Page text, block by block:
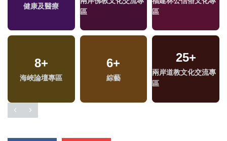
健康及醫療
區
區
8+
海峽論壇專區
6+
綜藝
25+
兩岸道教文化交流專
區